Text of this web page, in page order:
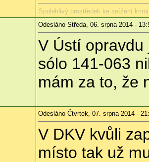
Spolehlivý prostředek ke snížení
Odesláno Středa, 06. srpna 2014 -
V Ústí opravdu
sólo 141-063
mám za to, že
Odesláno Čtvrtek, 07. srpna 2014 -
V DKV kvůli
místo tak už